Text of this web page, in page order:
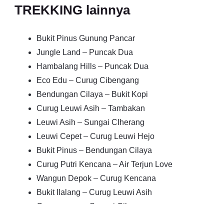
TREKKING lainnya
Bukit Pinus Gunung Pancar
Jungle Land – Puncak Dua
Hambalang Hills – Puncak Dua
Eco Edu – Curug Cibengang
Bendungan Cilaya – Bukit Kopi
Curug Leuwi Asih – Tambakan
Leuwi Asih – Sungai CIherang
Leuwi Cepet – Curug Leuwi Hejo
Bukit Pinus – Bendungan Cilaya
Curug Putri Kencana – Air Terjun Love
Wangun Depok – Curug Kencana
Bukit Ilalang – Curug Leuwi Asih